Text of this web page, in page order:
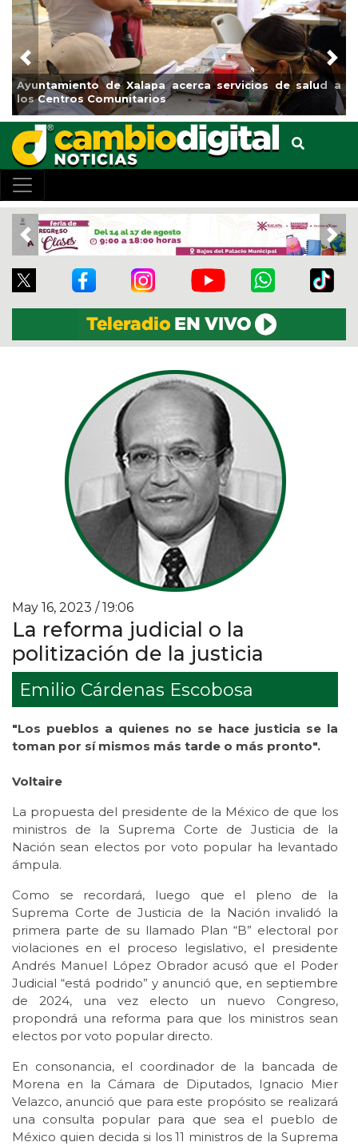
Municipio arrancará primera etapa de rehabilitación en
el boulevard 5 de febrero
Previous
Previous
May 16, 2023 / 19:06
La reforma judicial o la
politización de la justicia
Emilio Cárdenas Escobosa
"Los pueblos a quienes no se hace justicia se la
toman por sí mismos más tarde o más pronto".
Voltaire
La propuesta del presidente de la México de que los
ministros de la Suprema Corte de Justicia de la
Nación sean electos por voto popular ha levantado
ámpula.
Como se recordará, luego que el pleno de la
Suprema Corte de Justicia de la Nación invalidó la
primera parte de su llamado Plan “B” electoral por
violaciones en el proceso legislativo, el presidente
Andrés Manuel López Obrador acusó que el Poder
Judicial “está podrido” y anunció que, en septiembre
de 2024, una vez electo un nuevo Congreso,
propondrá una reforma para que los ministros sean
electos por voto popular directo.
En consonancia, el coordinador de la bancada de
Morena en la Cámara de Diputados, Ignacio Mier
Velazco, anunció que para este propósito se realizará
una consulta popular para que sea el pueblo de
México quien decida si los 11 ministros de la Suprema